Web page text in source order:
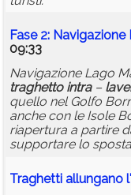
Fase 2:
09:33
Navigazione Lago
traghetto intra–
quello nel Golfo
anche con le Isole
riapertura a partire
supportare lo
Traghetti allungano